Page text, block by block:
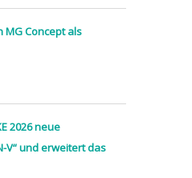
Concept als
2026 neue
V“ und erweitert das